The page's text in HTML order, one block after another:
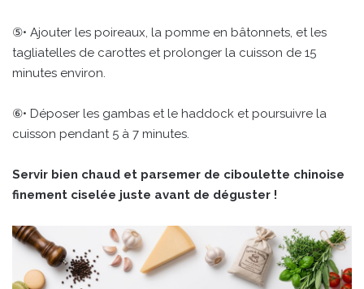
⑤• Ajouter les poireaux, la pomme en bâtonnets, et les
tagliatelles de carottes et prolonger la cuisson de 15
minutes environ.
⑥• Déposer les gambas et le haddock et poursuivre la
cuisson pendant 5 à 7 minutes.
Servir bien chaud et parsemer de ciboulette chinoise
finement ciselée juste avant de déguster !